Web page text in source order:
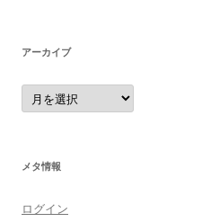
アーカイブ
ア
ー
カ
メタ情報
ログイン